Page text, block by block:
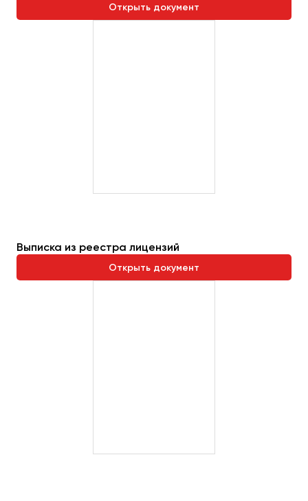
Открыть документ
Выписка из реестра лицензий
Открыть документ